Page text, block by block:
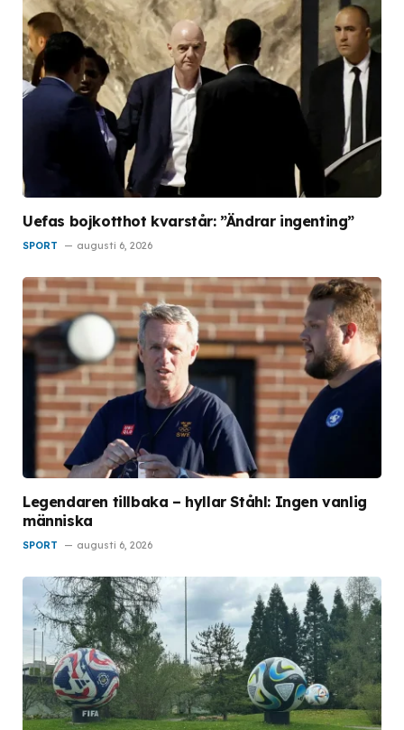
Uefas bojkotthot kvarstår: ”Ändrar ingenting”
SPORT augusti 6, 2026
Legendaren tillbaka – hyllar Ståhl: Ingen vanlig
människa
SPORT augusti 6, 2026